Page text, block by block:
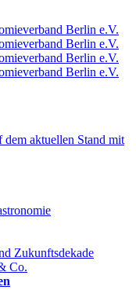
dem aktuellen Stand mit
Zukunftsdekade
Co.